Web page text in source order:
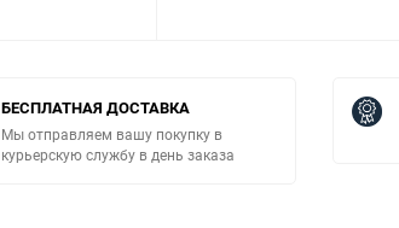
БЕСПЛАТНАЯ ДОСТАВКА
Мы отправляем вашу покупку в
курьерскую службу в день заказа